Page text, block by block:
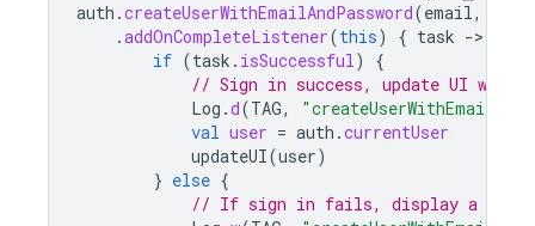
auth .createUserWithEmailAndPassword(email,
.addOnCompleteListener(this) { task -
if (task . isSuccessful)
{
// Sign in success, update UI with
Log .d(TAG,
val user = auth .currentUser
updateUI(user)
} else {
// If sign in fails, display a